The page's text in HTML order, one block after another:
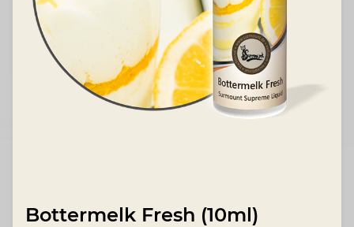
Bottermelk Fresh (10ml)